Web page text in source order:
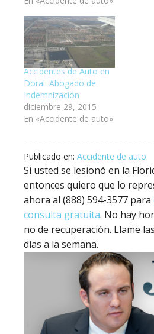
Accidentes de Auto en
Doral: Abogado de
Indemnización
diciembre 29, 2015
En «Accidente de auto»
Publicado en: Accidente de auto
Si usted se lesionó en la
entonces quiero que lo
ahora al (888) 594-3577 para
consulta gratuita. No hay
no de recuperación. Llame
días a la semana.